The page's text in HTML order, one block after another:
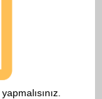
yapmalısınız.